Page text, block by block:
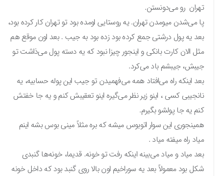
تهران رو می‌دونستن.
پا می‌شدن میومدن تهران. یه روستایی اومده بود تو تهران کار کرده بود،
بعد یه پول درشتی جمع کرده بود زده بود به جیب . بعد اون موقع هم
مثل الان کارت بانکی و اینجور چیزا نبود که یه دسته پول می‌ذاشت تو
جیبش، جیبشم باد می‌کرد.
بعد اینکه راه می‌افتاد همه می‌فهمیدن تو جیب این پوله حسابیه، یه
نانجیبی کسی ، اینو زیر نظر می‌گیره اینو تعقیبش کنم و یه جا خفتش
کنم یه جا پولشو بگیرم.
همینجوری این سوار اتوبوس میشه که بره مثلاً مینی بوس بشه اینم
میاد راه میفته میاد .
بعد میاد و میاد می‌بینه اینکه رفت تو خونه. قدیما، خونه‌ها گنبدی
شکل بود معمولاً بعد یه سوراخیم اون بالا روی گنبد بود که داخل خونه